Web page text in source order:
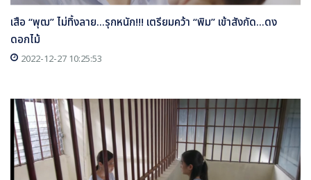
เสือ “พุฒ” ไม่ทิ้งลาย...รุกหนัก!!! เตรียมคว้า “พิม” เข้าสังกัด...ดง
ดอกไม้
2022-12-27 10:25:53